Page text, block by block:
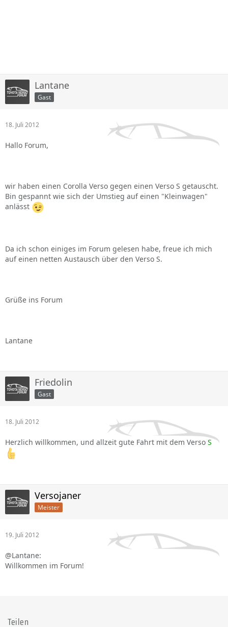
Lantane
Gast
18. Juli 2012
Hallo Forum,
wir haben einen Corolla Verso gegen einen Verso S getauscht.
Bin gespannt wie sich der Umstieg auf einen "Kleinwagen"
anlässt
Da ich schon einiges im Forum gelesen habe, freue ich mich
auf einen netten Austausch über den Verso S.
Grüße ins Forum
Lantane
Friedolin
Gast
18. Juli 2012
Herzlich willkommen, und allzeit gute Fahrt mit dem Verso S
Versojaner
Meister
19. Juli 2012
@Lantane:
Willkommen im Forum!
Teilen